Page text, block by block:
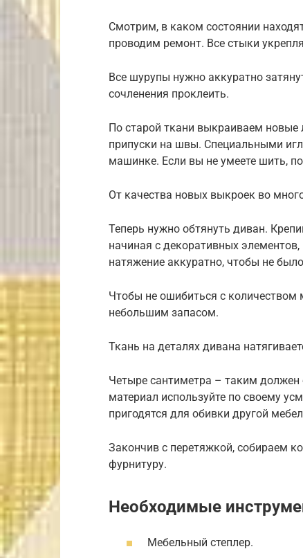
Смотрим, в каком состоянии
проводим ремонт. Все стыки
Все шурупы нужно аккуратно
сочленения проклеить.
По старой ткани выкраиваем новые
припуски на швы. Специальными
машинке. Если вы не умеете шить,
От качества новых выкроек во
Теперь нужно обтянуть диван.
начиная с декоративных
натяжение аккуратно, чтобы не
Чтобы не ошибиться с количеством
небольшим запасом.
Ткань на деталях дивана
Четыре сантиметра – таким
материал используйте по своему
пригодятся для обивки другой
Закончив с перетяжкой, собираем
фурнитуру.
Необходимые
Мебельный степлер.